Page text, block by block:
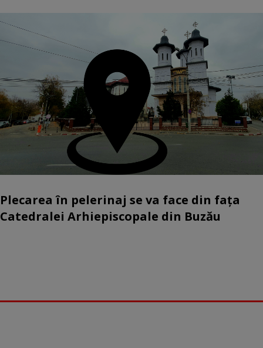
Plecarea în pelerinaj se va face din fața
Catedralei Arhiepiscopale din Buzău